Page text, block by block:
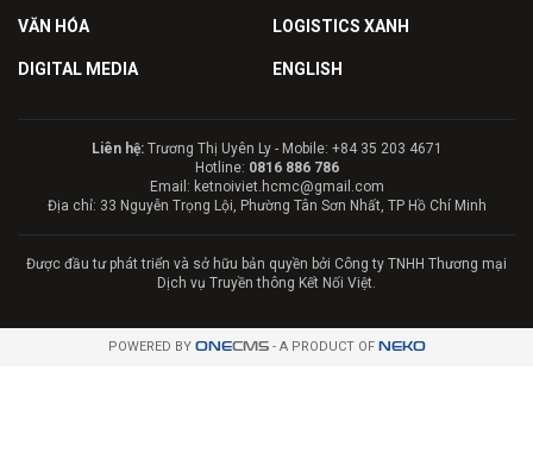
VĂN HÓA LOGISTICS XANH
DIGITAL MEDIA ENGLISH
Liên hệ:Trương Thị Uyên Ly - Mobile: +84 35 203 4671
Hotline: 0816 886 786
Email: ketnoiviet.hcmc@gmail.com
Địa chỉ: 33 Nguyễn Trọng Lội, Phường Tân Sơn Nhất, TP Hồ Chí Minh
Được đầu tư phát triển và sở hữu bản quyền bởi Công ty TNHH Thương mại
Dịch vụ Truyền thông Kết Nối Việt.
POWERED BY ONECMS- A PRODUCT OF NEKO